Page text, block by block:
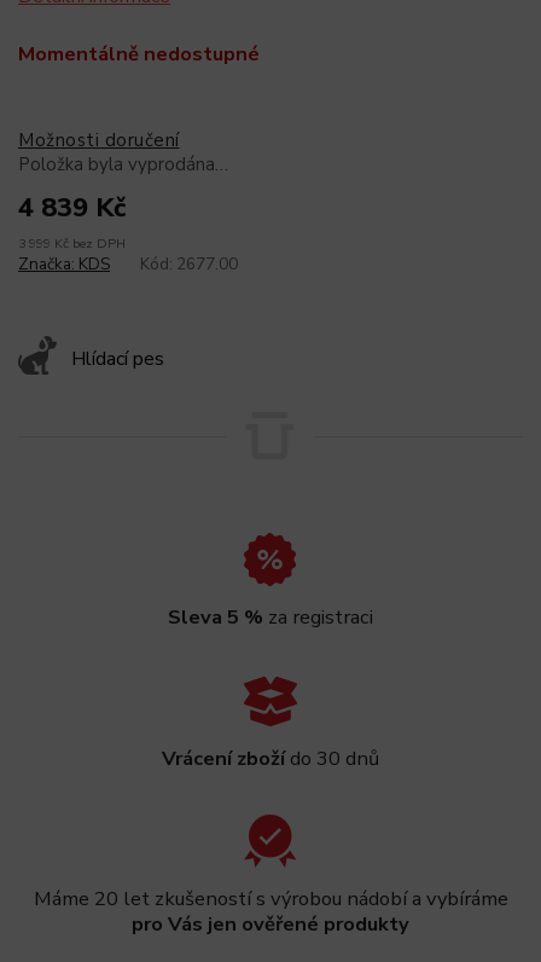
4 839 Kč
3 999 Kč bez DPH
Momentálně nedostupné
Možnosti doručení
Položka byla vyprodána…
Hlídací pes
Značka: KDS Kód: 2677.00
Sleva 5 % za registraci
Vrácení zbožído 30 dnů
Máme 20 let zkušeností s výrobou nádobí a vybíráme
pro Vás jen ověřené produkty